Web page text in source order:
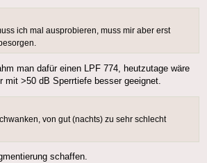
ich mal ausprobieren, muss mir aber erst
man dafür einen LPF 774, heutzutage wäre
mit >50 dB Sperrtiefe besser geeignet.
von gut (nachts) zu sehr schlecht
schaffen.